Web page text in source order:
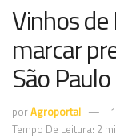
Vinhos
marcar
São Paulo
porAgroportal
Tempo De Leitura: 2